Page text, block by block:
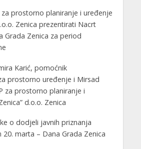
za prostorno planiranje i uređenje
Zenica prezentirati Nacrt
Grada Zenica za period
Karić, pomoćnik
prostorno uređenje i Mirsad
za prostorno planiranje i
d.o.o. Zenica
o dodjeli javnih priznanja
marta – Dana Grada Zenica